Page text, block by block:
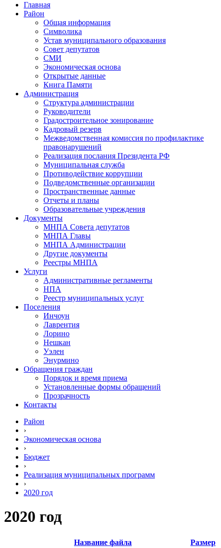
Главная
Район
Общая информация
Символика
Устав муниципального образования
Совет депутатов
СМИ
Экономическая основа
Открытые данные
Книга Памяти
Администрация
Структура администрации
Руководители
Градостроительное зонирование
Кадровый резерв
Межведомственная комиссия по профилактике
правонарушений
Реализация послания Президента РФ
Муниципальная служба
Противодействие коррупции
Подведомственные организации
Пространственные данные
Отчеты и планы
Образовательные учреждения
Документы
МНПА Совета депутатов
МНПА Главы
МНПА Администрации
Другие документы
Реестры МНПА
Услуги
Административные регламенты
НПА
Реестр муниципальных услуг
Поселения
Инчоун
Лаврентия
Лорино
Нешкан
Уэлен
Энурмино
Обращения граждан
Порядок и время приема
Установленные формы обращений
Прозрачность
Контакты
Район
›
Экономическая основа
›
Бюджет
›
Реализация муниципальных программ
›
2020 год
2020 год
Название файла
Размер